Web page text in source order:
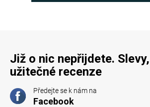
Již o nic nepřijdete.
užitečné recenze
Předejte se k nám na
Facebook